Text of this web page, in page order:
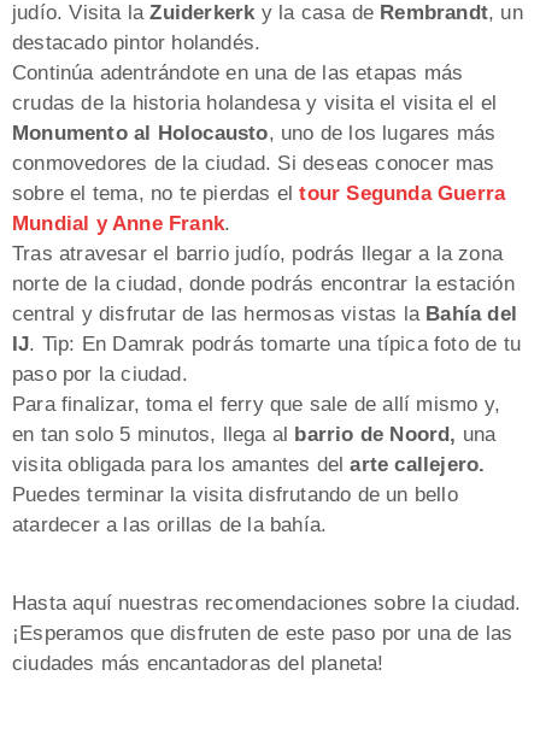
judío. Visita laZuiderkerk y la casa de Rembrandt, un
destacado pintor holandés.
Continúa adentrándote en una de las etapas más
crudas de la historia holandesa y visita el visita el el
Monumento al Holocausto, uno de los lugares más
conmovedores de la ciudad. Si deseas conocer mas
sobre el tema, no te pierdas eltour Segunda Guerra
Mundial y Anne Frank.
Tras atravesar el barrio judío, podrás llegar a la zona
norte de la ciudad, donde podrás encontrar la estación
central y disfrutar de las hermosas vistas la Bahía del
IJ. Tip: En Damrak podrás tomarte una típica foto de tu
paso por la ciudad.
Para finalizar, toma el ferry que sale de allí mismo y,
en tan solo 5 minutos, llega al barrio de Noord, una
visita obligada para los amantes delarte callejero.
Puedes terminar la visita disfrutando de un bello
atardecer a las orillas de la bahía.
Hasta aquí nuestras recomendaciones sobre la ciudad.
¡Esperamos que disfruten de este paso por una de las
ciudades más encantadoras del planeta!